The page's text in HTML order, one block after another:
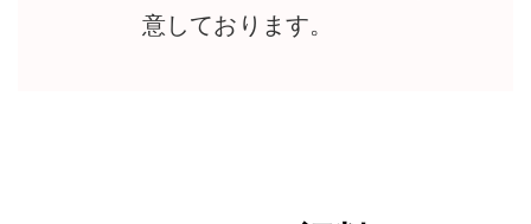
意しております。